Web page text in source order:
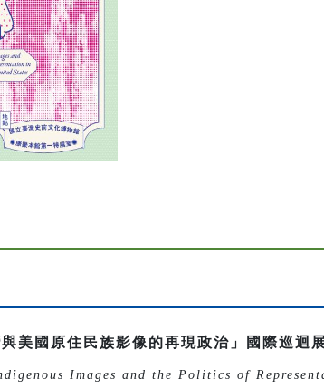
美國原住民族影像的再現政治」國際巡迴
Images and the Politics of